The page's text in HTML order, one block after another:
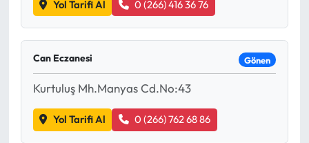
Yol Tarifi Al 0 (266) 416 36 76
Can Eczanesi Gönen
Kurtuluş Mh.Manyas Cd.No:43
Yol Tarifi Al 0 (266) 762 68 86